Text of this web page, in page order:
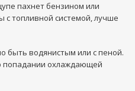
пахнет бензином или
с топливной системой, лучше
быть водянистым или с пеной.
попадании охлаждающей